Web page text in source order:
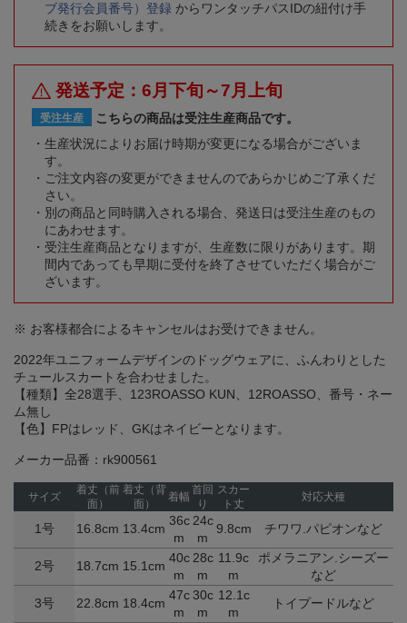
ブ発行会員番号）登録 からワンタッチパスIDの紐付け手
続きをお願いします。
発送予定：6月下旬～7月上旬
受注生産
こちらの商品は受注生産商品です。
生産状況によりお届け時期が変更になる場合がございま
す。
ご注文内容の変更ができませんのであらかじめご了承くだ
さい。
別の商品と同時購入される場合、発送日は受注生産のもの
にあわせます。
受注生産商品となりますが、生産数に限りがあります。期
間内であっても早期に受付を終了させていただく場合がご
ざいます。
※ お客様都合によるキャンセルはお受けできません。
2022年ユニフォームデザインのドッグウェアに、ふんわりとした
チュールスカートを合わせました。
【種類】全28選手、123ROASSO KUN、12ROASSO、番号・ネー
ム無し
【色】FPはレッド、GKはネイビーとなります。
メーカー品番：rk900561
サイズ
着丈（前
面）
着丈（背
面）
着幅
首回
り
スカー
ト丈
対応犬種
1号 16.8cm 13.4cm
36c
m
24c
m
9.8cm チワワ.パピオンなど
2号 18.7cm 15.1cm
40c
m
28c
m
11.9c
m
ポメラニアン.シーズー
など
3号
22.8cm 18.4cm
47c
m
30c
m
12.1c
m
トイプードルなど